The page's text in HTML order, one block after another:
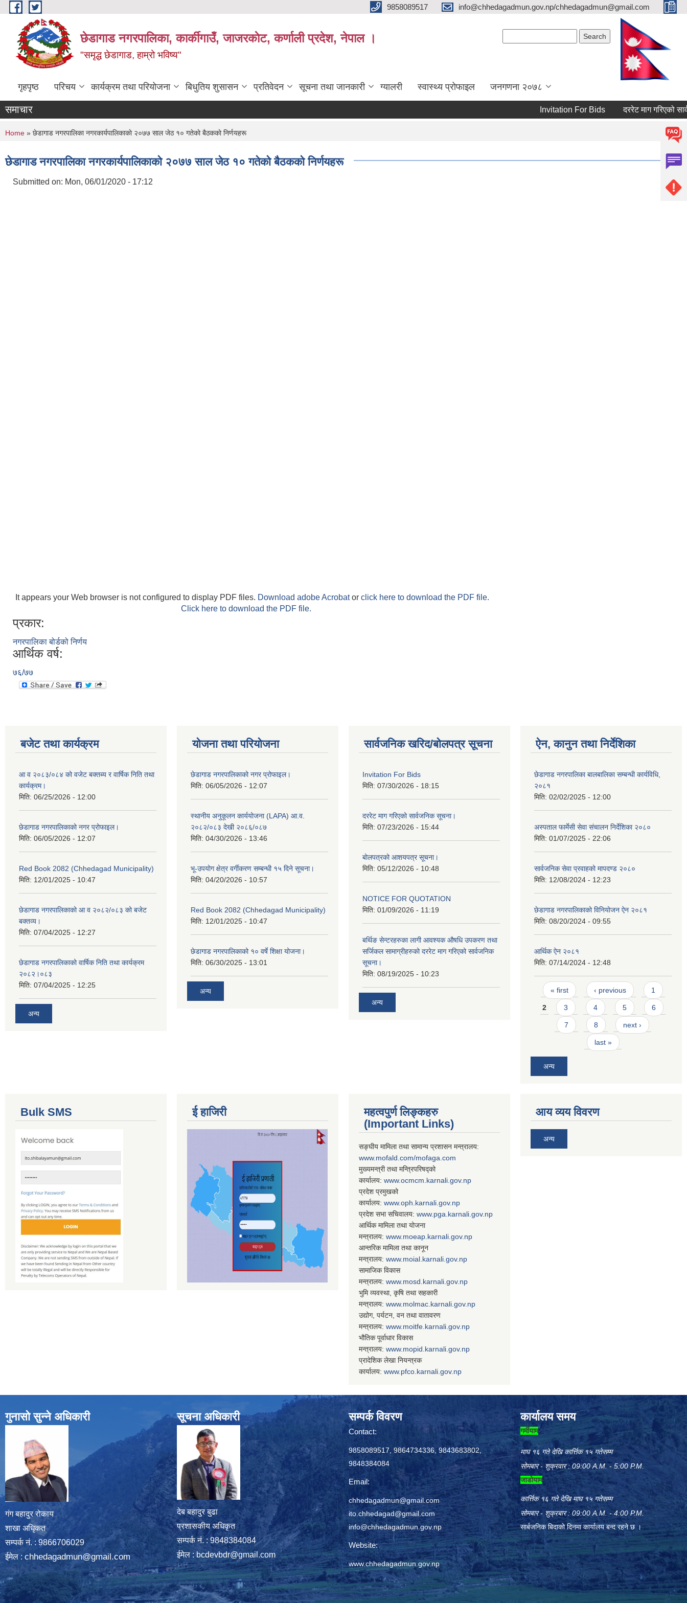
Skip to main content 9858089517 info@chhedagadmun.gov.np/chhedagadmun@gmail.com
छेडागाड नगरपालिका, कार्कीगाउँ, जाजरकाेट, कर्णाली प्रदेश, नेपाल ।
"समृद्ध छेडागाड, हाम्रो भविष्य"
गृहपृष्ठ परिचय कार्यक्रम तथा परियोजना बिधुतिय शुसासन प्रतिवेदन सूचना तथा जानकारी ग्यालरी स्वास्थ्य प्रोफाइल जनगणना २०७८
समाचार Invitation For Bids दररेट माग गरिएको
You are here
Home » छेडागाड नगरपालिका नगरकार्यपालिकाकाे २०७७ साल जेठ १० गतेकाे बैठककाे निर्णयहरू
छेडागाड नगरपालिका नगरकार्यपालिकाकाे २०७७ साल जेठ १० गतेकाे बैठककाे निर्णयहरू
Submitted on: Mon, 06/01/2020 - 17:12
It appears your Web browser is not configured to display PDF files. Download adobe Acrobator click here to download the PDF file.
Click here to download the PDF file.
प्रकार:
नगरपालिका बोर्डको निर्णय
आर्थिक वर्ष:
७६/७७
बजेट तथा कार्यक्रम
आ व २०८३/०८४ को वजेट बक्तब्य र वार्षिक निति तथा
कार्यक्रम।
मिति: 06/25/2026 - 12:00
छेडागाड नगरपालिकाको नगर प्रोफाइल।
मिति: 06/05/2026 - 12:07
Red Book 2082 (Chhedagad Municipality)
मिति: 12/01/2025 - 10:47
छेडागाड नगरपालिकाको आ व २०८२/०८३ को बजेट
बक्तव्य।
मिति: 07/04/2025 - 12:27
छेडागाड नगरपालिकाको वार्षिक निति तथा कार्यक्रम
२०८२।०८३
मिति: 07/04/2025 - 12:25
अन्य
योजना तथा परियोजना
छेडागाड नगरपालिकाको नगर प्रोफाइल।
मिति: 06/05/2026 - 12:07
स्थानीय अनुकूलन कार्ययोजना (LAPA) आ.व.
२०८२/०८३ देखी २०८६/०८७
मिति: 04/30/2026 - 13:46
भू-उपयोग क्षेत्र वर्गीकरण सम्बन्धी १५ दिने सूचना।
मिति: 04/20/2026 - 10:57
Red Book 2082 (Chhedagad Municipality)
मिति: 12/01/2025 - 10:47
छेडागाड नगरपालिकाको १० वर्षे शिक्षा योजना।
मिति: 06/30/2025 - 13:01
अन्य
सार्वजनिक खरिद/बोलपत्र सूचना
Invitation For Bids
मिति: 07/30/2026 - 18:15
दररेट माग गरिएको सार्वजनिक सूचना।
मिति: 07/23/2026 - 15:44
बोलपत्रको आशयपत्र सूचना।
मिति: 05/12/2026 - 10:48
NOTICE FOR QUOTATION
मिति: 01/09/2026 - 11:19
बर्थिङ सेन्टरहरुका लागी आवश्यक औषधि उपकरण तथा
सर्जिकल सामाग्रीहरुको दररेट माग गरिएको सार्वजनिक
सूचना।
मिति: 08/19/2025 - 10:23
अन्य
ऐन, कानुन तथा निर्देशिका
छेडागाड नगरपालिका बालबालिका सम्बन्धी कार्यविधि,
२०८१
मिति: 02/02/2025 - 12:00
अस्पताल फार्मेसी सेवा संचालन निर्देशिका २०८०
मिति: 01/07/2025 - 22:06
सार्वजनिक सेवा प्रवाहको मापदण्ड २०८०
मिति: 12/08/2024 - 12:23
छेडागाड नगरपालिकाको विनियोजन ऐन २०८१
मिति: 08/20/2024 - 09:55
आर्थिक ऐन २०८१
मिति: 07/14/2024 - 12:48
Pages
« first ‹ previous 1
2 3 4 5 6
7 8 next ›
last »
अन्य
Bulk SMS ई हाजिरी
महत्वपुर्ण लिङ्कहरु
(Important Links)
सङ्घीय मामिला तथा सामान्य प्रशासन मन्त्रालय:
www.mofald.com/mofaga.com
मुख्यमन्त्री तथा मन्त्रिपरिषद्को
कार्यालय: www.ocmcm.karnali.gov.np
प्रदेश प्रमुखको
कार्यालय: www.oph.karnali.gov.np
प्रदेश सभा सचिवालय: www. pga.karnali.gov.np
आर्थिक मामिला तथा योजना
मन्त्रालय: www. moeap.karnali.gov.np
आन्तरिक मामिला तथा कानून
मन्त्रालय: www. moial.karnali.gov.np
सामाजिक विकास
मन्त्रालय: www. mosd.karnali.gov.np
भुमि व्यवस्था, कृषि तथा सहकारी
मन्त्रालय: www. molmac.karnali.gov.np
उद्योग, पर्यटन, वन तथा वातावरण
मन्त्रालय: www. moitfe.karnali.gov.np
भौतिक पूर्वाधार विकास
मन्त्रालय: www. mopid.karnali.gov.np
प्रादेशिक लेखा नियन्त्रक
कार्यालय: www. pfco.karnali.gov.np
आय व्यय विवरण
अन्य
गुनासो सुन्ने अधिकारी
गंग बहादुर रोकाय
शाखा अधिृकत
सम्पर्क न‌ं. : 9866706029
ईमेल : chhedagadmun@gmail.com
सूचना अधिकारी
देब बहादुर बुढा
प्रशासकीय अधिकृत
सम्पर्क नं. : 9848384084
ईमेल : bcdevbdr@gmail.com
सम्पर्क विवरण
Contact:
9858089517, 9864734336, 9843683802,
9848384084
Email:
chhedagadmun@gmail.com
ito.chhedagad@gmail.com
info@chhedagadmun.gov.np
Website:
www.chhedagadmun.gov.np
कार्यालय समय
गर्मीयाम
माघ १६ गते देखि कार्त्तिक १५ गतेसम्म
सोमबार - शुक्रवार : 09:00 A.M. - 5:00 P.M.
जाडोयाम
कार्त्तिक १६ गते देखि माघ १५ गतेसम्म
सोमबार - शुक्रबार : 09:00 A.M. - 4:00 P.M.
सार्बजनिक बिदाको दिनमा कार्यालय बन्द रहने छ ।